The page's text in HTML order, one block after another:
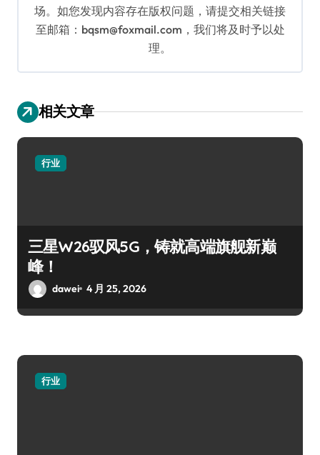
场。如您发现内容存在版权问题，请提交相关链接
至邮箱：bqsm@foxmail.com，我们将及时予以处
理。
相关文章
行业
三星W26驭风5G，铸就高端旗舰新巅
峰！
dawei 4 月 25, 2026
行业